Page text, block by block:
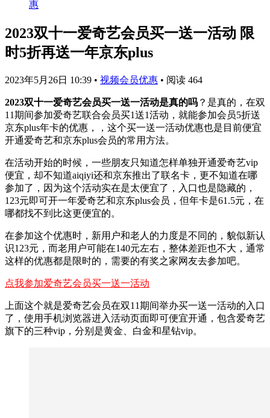
惠
2023双十一爱奇艺会员买一送一活动 限
时5折再送一年京东plus
2023年5月26日 10:39 • 视频会员优惠 • 阅读 464
2023双十一爱奇艺会员买一送一活动是真的吗 ？是真的，在双
11期间参加爱奇艺联合会员买1送1活动，就能参加会员5折送
京东plus年卡的优惠，，这个买一送一活动优惠也是目前便宜
开通爱奇艺和京东plus会员的常用方法。
在活动开始的时候，一些朋友只知道怎样单独开通爱奇艺vip
便宜，却不知道aiqiyi还和京东推出了联名卡，更不知道在哪
参加了，因为这个活动实在是太便宜了，入口也是隐藏的，
123元即可开一年爱奇艺和京东plus会员，但年卡是61.5元，在
哪都找不到比这更便宜的。
在参加这个优惠时，新用户和老人的力度是不同的，貌似新认
识123元，而老用户可能在140元左右，整体差距也不大，通常
这样的优惠都是限时的，需要的有奖之家网友去参加吧。
点我参加爱奇艺会员买一送一活动
上面这个就是爱奇艺会员在双11期间举办买一送一活动的入口
了，使用手机浏览器进入活动页面即可便宜开通，包含爱奇艺
旗下的三种vip，分别是黄金、白金和星钻vip。